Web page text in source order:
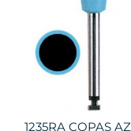
1235RA COPAS